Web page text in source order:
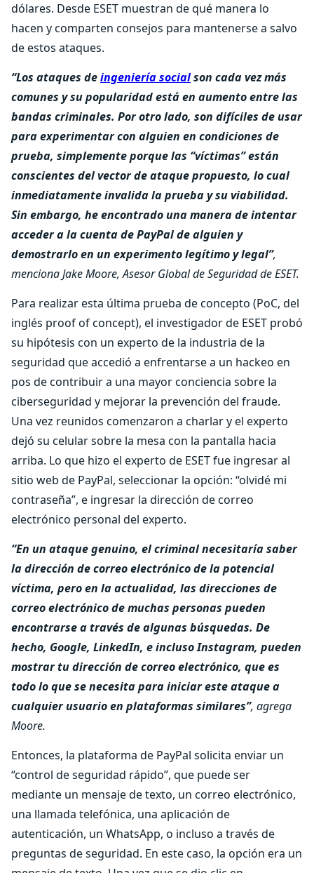
dólares. Desde ESET muestran de qué manera lo
hacen y comparten consejos para mantenerse a salvo
de estos ataques.
“Los ataques deingeniería socialson cada vez más
comunes y su popularidad está en aumento entre las
bandas criminales. Por otro lado, son difíciles de usar
para experimentar con alguien en condiciones de
prueba, simplemente porque las “víctimas” están
conscientes del vector de ataque propuesto, lo cual
inmediatamente invalida la prueba y su viabilidad.
Sin embargo, he encontrado una manera de intentar
acceder a la cuenta de PayPal de alguien y
demostrarlo en un experimento legítimo y legal”,
menciona Jake Moore, Asesor Global de Seguridad de ESET.
Para realizar esta última prueba de concepto (PoC, del
inglés proof of concept), el investigador de ESET probó
su hipótesis con un experto de la industria de la
seguridad que accedió a enfrentarse a un hackeo en
pos de contribuir a una mayor conciencia sobre la
ciberseguridad y mejorar la prevención del fraude.
Una vez reunidos comenzaron a charlar y el experto
dejó su celular sobre la mesa con la pantalla hacia
arriba. Lo que hizo el experto de ESET fue ingresar al
sitio web de PayPal, seleccionar la opción: “olvidé mi
contraseña”, e ingresar la dirección de correo
electrónico personal del experto.
“En un ataque genuino, el criminal necesitaría saber
la dirección de correo electrónico de la potencial
víctima, pero en la actualidad, las direcciones de
correo electrónico de muchas personas pueden
encontrarse a través de algunas búsquedas. De
hecho, Google, LinkedIn, e incluso Instagram, pueden
mostrar tu dirección de correo electrónico, que es
todo lo que se necesita para iniciar este ataque a
cualquier usuario en plataformas similares”, agrega
Moore.
Entonces, la plataforma de PayPal solicita enviar un
“control de seguridad rápido”, que puede ser
mediante un mensaje de texto, un correo electrónico,
una llamada telefónica, una aplicación de
autenticación, un WhatsApp, o incluso a través de
preguntas de seguridad. En este caso, la opción era un